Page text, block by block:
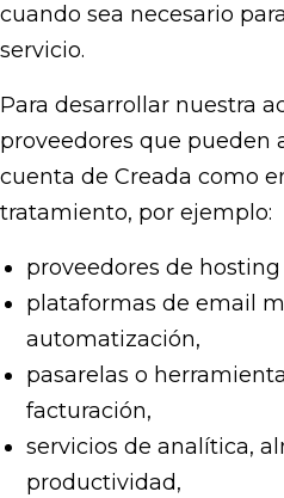
cuando sea necesario
servicio.
Para desarrollar nuestra
proveedores que pueden
cuenta de Creada como
tratamiento, por ejemplo:
proveedores de
plataformas de email
automatización,
pasarelas o
facturación,
servicios de analítica,
productividad,